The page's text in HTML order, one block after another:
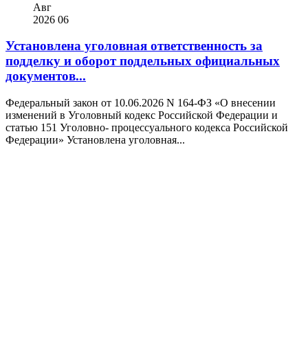
Авг
2026 06
Установлена уголовная ответственность за
подделку и оборот поддельных официальных
документов...
Федеральный закон от 10.06.2026 N 164-ФЗ «О внесении
изменений в Уголовный кодекс Российской Федерации и
статью 151 Уголовно- процессуального кодекса Российской
Федерации» Установлена уголовная...